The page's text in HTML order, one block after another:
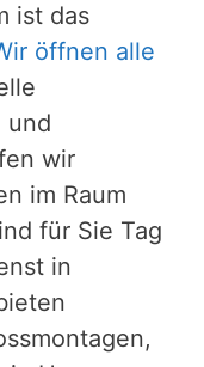
ist das
öffnen alle
und
wir
im Raum
für Sie Tag
in